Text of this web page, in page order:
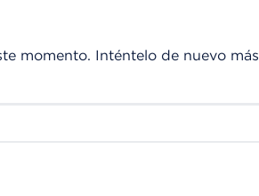
momento. Inténtelo de nuevo más